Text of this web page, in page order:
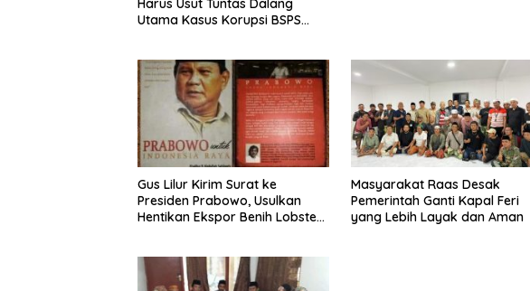
Harus Usut Tuntas Dalang
Utama Kasus Korupsi BSPS
Gus Lilur Kirim Surat ke
Presiden Prabowo, Usulkan
Hentikan Ekspor Benih Lobster
Masyarakat Raas Desak
Pemerintah Ganti Kapal Feri
yang Lebih Layak dan Aman